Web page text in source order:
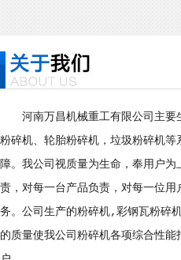
河南万昌机械重工有限公司主
粉碎机、轮胎粉碎机，垃圾粉碎机
障。我公司视质量为生命，奉用户
责，对每一台产品负责，对每一位
务。公司生产的粉碎机,彩钢瓦粉碎
的质量使我公司粉碎机各项综合性